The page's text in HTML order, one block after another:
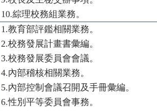
10.綜理校務組業務。
1.教育部評鑑相關業務。
2.校務發展計畫書彙編。
3.校務發展委員會會議。
4.內部稽核相關業務。
5.內部控制會議召開及手冊彙編。
6.性別平等委員會事務。